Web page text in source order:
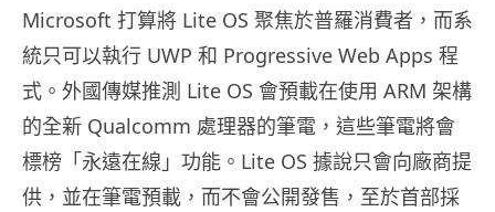
Microsoft 打算將 Lite OS 聚焦於普羅消費者，而系
統只可以執行 UWP 和 Progressive Web Apps 程
式。外國傳媒推測 Lite OS 會預載在使用 ARM 架構
的全新 Qualcomm 處理器的筆電，這些筆電將會
標榜「永遠在線」功能。Lite OS 據說只會向廠商提
供，並在筆電預載，而不會公開發售，至於首部採